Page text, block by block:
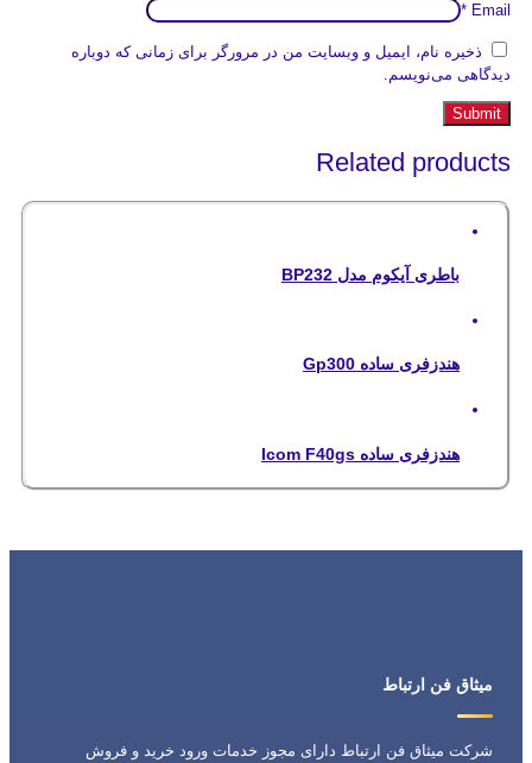
Email
*
ذخیره نام، ایمیل و وبسایت من در مرورگر برای زمانی که دوباره
دیدگاهی می‌نویسم.
Related products
باطری آیکوم مدل BP232
هندزفری ساده Gp300
هندزفری ساده Icom F40gs
میثاق فن ارتباط
شرکت میثاق فن ارتباط دارای مجوز خدمات ورود خرید و فروش